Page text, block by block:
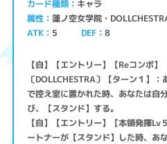
カード種類 キャラ
属性 蓮ノ空女学院・
ATK 5 DEF 8
【自】【エントリー】【Reコンボ】
〔DOLLCHESTRA〕【ターン１】
で控え室に置かれた時、あなたは自
び、【スタンド】する。
【自】【エントリー】【本領発揮
ートナーが【スタンド】した時、あ